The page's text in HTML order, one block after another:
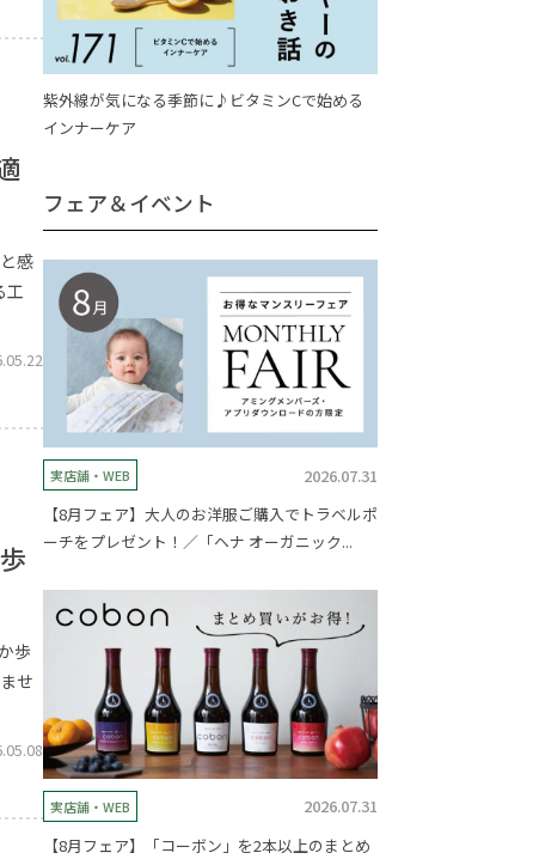
感
工
歩
せ
紫外線が気になる季節に♪ビタミンCで始める
インナーケア
フェア＆イベント
実店舗・WEB
2026.07.31
【8月フェア】大人のお洋服ご購入でトラベルポ
ーチをプレゼント！／「ヘナ オーガニック...
実店舗・WEB
2026.07.31
【8月フェア】「コーボン」を2本以上のまとめ